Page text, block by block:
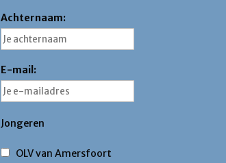
Achternaam:
E-mail:
Jongeren
OLV van Amersfoort